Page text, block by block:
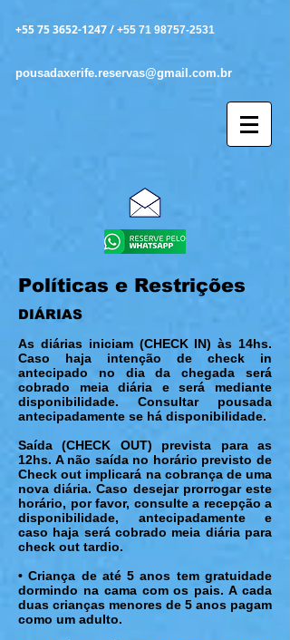
+55 75 3652-1247/ +55 71 98757-2531
pousadaxerife.reservas@gmail.com.br
Políticas e Restrições
DIÁRIAS
As diárias iniciam (CHECK IN) às 14hs.
Caso haja intenção de check in
antecipado no dia da chegada será
cobrado meia diária e será mediante
disponibilidade. Consultar pousada
antecipadamente se há disponibilidade.
Saída (CHECK OUT) prevista para as
12hs. A não saída no horário previsto de
Check out implicará na cobrança de uma
nova diária. Caso desejar prorrogar este
horário, por favor, consulte a recepção a
disponibilidade, antecipadamente e
caso haja será cobrado meia diária para
check out tardio.
• Criança de até 5 anos tem gratuidade
dormindo na cama com os pais. A cada
duas crianças menores de 5 anos pagam
como um adulto.